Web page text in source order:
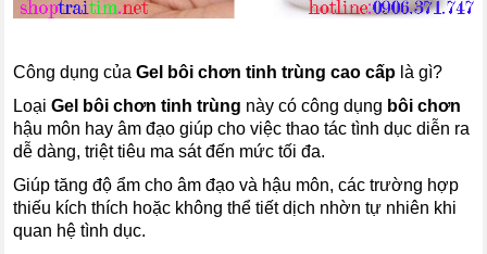
Công dụng củaGel bôi chơn tinh trùng cao cấp là gì?
LoạiGel bôi chơn tinh trùng này có công dụng bôi chơn
hậu môn hay âm đạo giúp cho việc thao tác tình dục diễn ra
dễ dàng, triệt tiêu ma sát đến mức tối đa.
Giúp tăng độ ẩm cho âm đạo và hậu môn, các trường hợp
thiếu kích thích hoặc không thể tiết dịch nhờn tự nhiên khi
quan hệ tình dục.